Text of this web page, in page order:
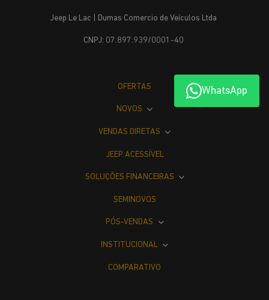
WhatsApp
Jeep Le Lac | Dumas Comercio de Veículos Ltda
CNPJ: 07.897.939/0001-40
OFERTAS
NOVOS
VENDAS DIRETAS
JEEP ACESSÍVEL
SOLUÇÕES FINANCEIRAS
SEMINOVOS
PÓS-VENDAS
INSTITUCIONAL
COMPARATIVO